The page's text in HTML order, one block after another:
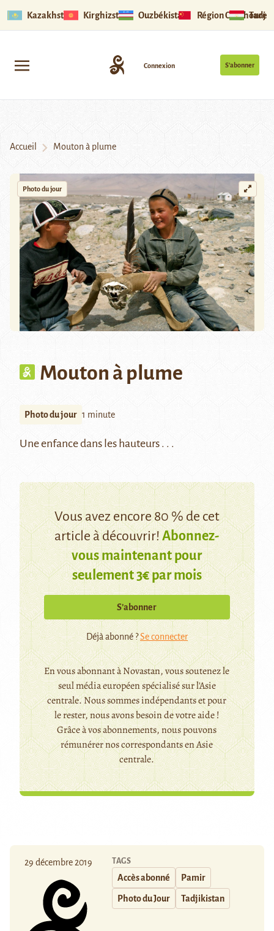
Kazakhstan Kirghizstan Ouzbékistan Région Ouïghoure
S’abonner
Connexion
Accueil Mouton à plume
Photo du jour
Mouton à plume
Photo du jour 1 minute
Une enfance dans les hauteurs . . .
Vous avez encore 80 % de cet
article à découvrir!Abonnez-
vous maintenant pour
seulement 3€ par mois
S’abonner
Déjà abonné ?Se connecter
En vous abonnant à Novastan, vous soutenez le
seul média européen spécialisé sur l'Asie
centrale. Nous sommes indépendants et pour
le rester, nous avons besoin de votre aide !
Grâce à vos abonnements, nous pouvons
rémunérer nos correspondants en Asie
centrale.
29 décembre 2019 TAGS
Accès abonné Pamir
Photo du Jour Tadjikistan